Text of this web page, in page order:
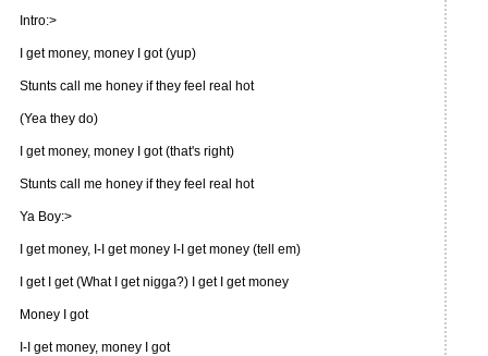
Intro:>
I get money, money I got (yup)
Stunts call me honey if they feel real hot
(Yea they do)
I get money, money I got (that's right)
Stunts call me honey if they feel real hot
Ya Boy:>
I get money, I-I get money I-I get money (tell em)
I get I get (What I get nigga?) I get I get money
Money I got
I-I get money, money I got